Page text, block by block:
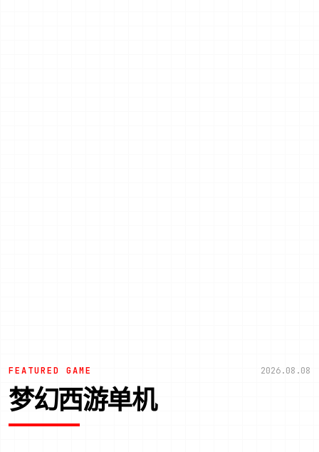
FEATURED GAME 2026.08.08
梦幻西游单机